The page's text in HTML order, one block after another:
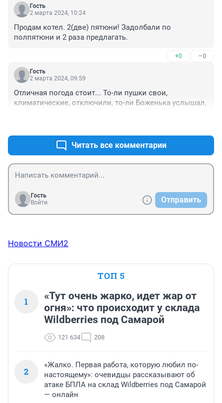
Гость
2 марта 2024, 10:24
Продам котел. 2(две) пятюни! Задолбали по
полпятюни и 2 раза предлагать.
+0 –0
Гость
2 марта 2024, 09:59
Отличная погода стоит... То-ли пушки свои,
климатические, отключили, то-ли Боженька услышал.
Читать все комментарии
Гость
Войти
Отправить
Новости СМИ2
ТОП 5
1
«Тут очень жарко, идет жар от
огня»: что происходит у склада
Wildberries под Самарой
121 634 208
2
«Жалко. Первая работа, которую любил по-
настоящему»: очевидцы рассказывают об
атаке БПЛА на склад Wildberries под Самарой
— онлайн